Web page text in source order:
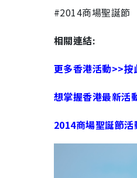
#2014商場聖誕節
相關連結:
更多香港活動>>按
想掌握香港最新
2014商場聖誕節